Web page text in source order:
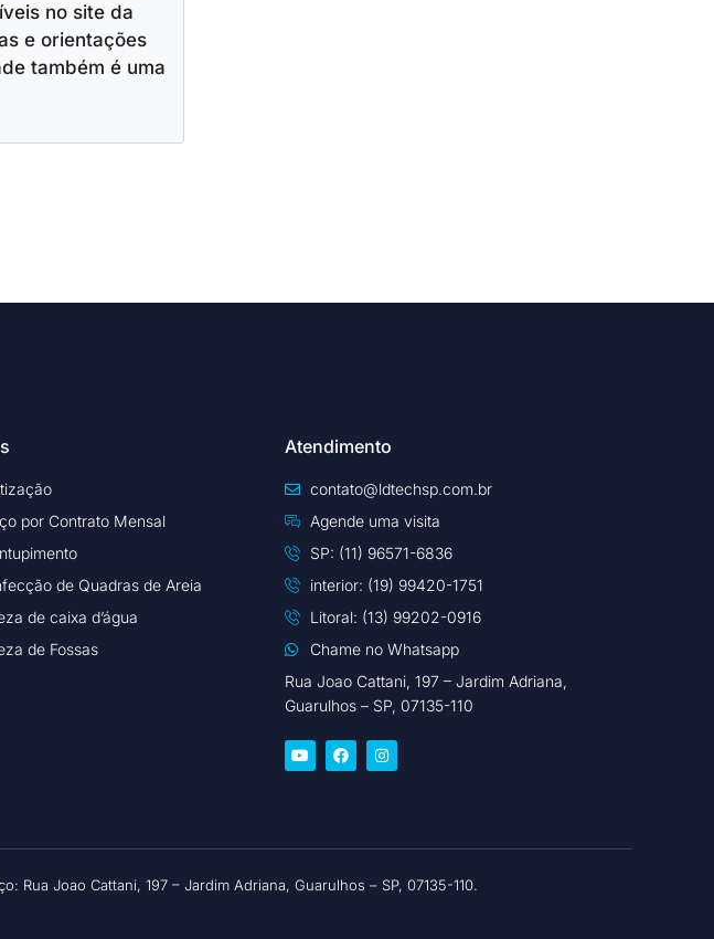
no site da
e orientações
também é uma
por Contrato Mensal
de Quadras de Areia
de caixa d’água
de Fossas
Atendimento
contato@ldtechsp.com.br
Agende uma visita
SP: (11) 96571-6836
interior: (19) 99420-1751
Litoral: (13) 99202-0916
Chame no Whatsapp
Rua Joao Cattani, 197 – Jardim Adriana,
Guarulhos – SP, 07135-110
Rua Joao Cattani, 197 – Jardim Adriana, Guarulhos – SP, 07135-110.